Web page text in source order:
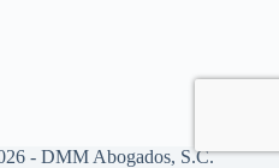
- DMM Abogados, S.C.